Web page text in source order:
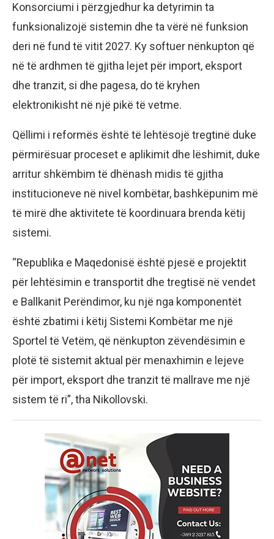
Konsorciumi i përzgjedhur ka detyrimin ta
funksionalizojë sistemin dhe ta vërë në funksion
deri në fund të vitit 2027. Ky softuer nënkupton që
në të ardhmen të gjitha lejet për import, eksport
dhe tranzit, si dhe pagesa, do të kryhen
elektronikisht në një pikë të vetme.
Qëllimi i reformës është të lehtësojë tregtinë duke
përmirësuar proceset e aplikimit dhe lëshimit, duke
arritur shkëmbim të dhënash midis të gjitha
institucioneve në nivel kombëtar, bashkëpunim më
të mirë dhe aktivitete të koordinuara brenda këtij
sistemi.
“Republika e Maqedonisë është pjesë e projektit
për lehtësimin e transportit dhe tregtisë në vendet
e Ballkanit Perëndimor, ku një nga komponentët
është zbatimi i këtij Sistemi Kombëtar me një
Sportel të Vetëm, që nënkupton zëvendësimin e
plotë të sistemit aktual për menaxhimin e lejeve
për import, eksport dhe tranzit të mallrave me një
sistem të ri”, tha Nikollovski.